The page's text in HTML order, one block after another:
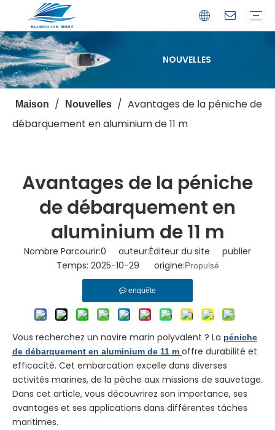
NOUVELLES
Maison / Nouvelles / Avantages de la péniche de
débarquement en aluminium de 11 m
Avantages de la péniche
de débarquement en
aluminium de 11 m
Nombre Parcourir:0 auteur:Éditeur du site publier
Temps: 2025-10-29 origine:Propulsé
enquête
Vous recherchez un navire marin polyvalent ? La péniche
de débarquement en aluminium de 11 m offre durabilité et
efficacité. Cet embarcation excelle dans diverses
activités marines, de la pêche aux missions de sauvetage.
Dans cet article, vous découvrirez son importance, ses
avantages et ses applications dans différentes tâches
maritimes.